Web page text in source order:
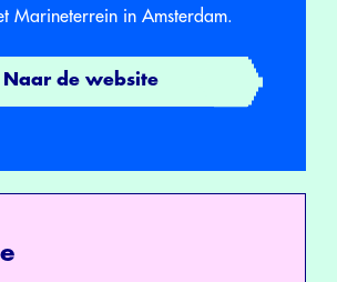
Marineterrein in Amsterdam.
Naar de website